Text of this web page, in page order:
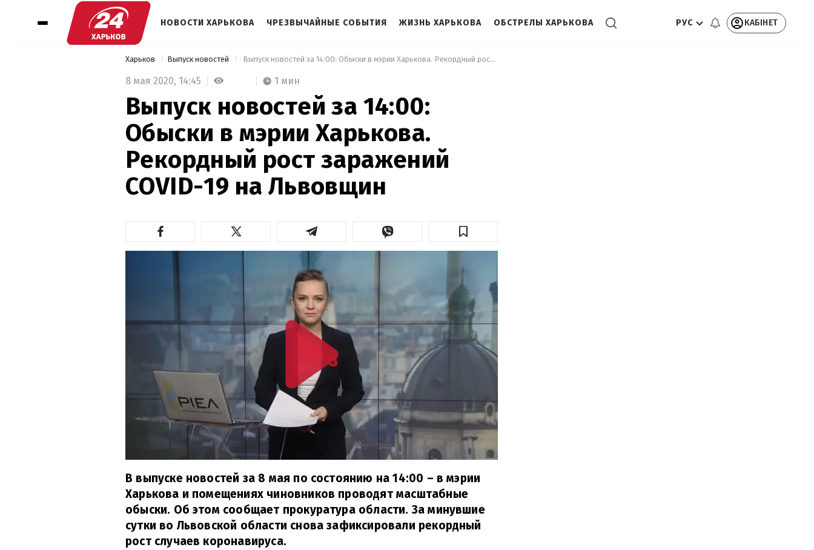
НОВОСТИ ХАРЬКОВА ЧРЕЗВЫЧАЙНЫЕ СОБЫТИЯ ЖИЗНЬ ХАРЬКОВА ОБСТРЕЛЫ ХАРЬКОВА РУС КАБІНЕТ
Харьков Выпуск новостей Выпуск новостей за 14:00: Обыски в мэрии Харькова. Рекордный рост заражений COVID-19 на Львовщин
8 мая 2020, 14:45 1 мин
Выпуск новостей за 14:00:
Обыски в мэрии Харькова.
Рекордный рост заражений
COVID-19 на Львовщин
В выпуске новостей за 8 мая по состоянию на 14:00 – в мэрии
Харькова и помещениях чиновников проводят масштабные
обыски. Об этом сообщает прокуратура области. За минувшие
сутки во Львовской области снова зафиксировали рекордный
рост случаев коронавируса.